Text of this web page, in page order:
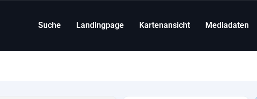
Suche Landingpage Kartenansicht Mediadaten